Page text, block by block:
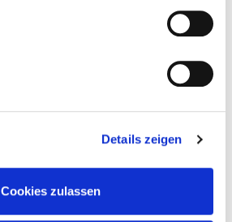
Details zeigen
Cookies zulassen